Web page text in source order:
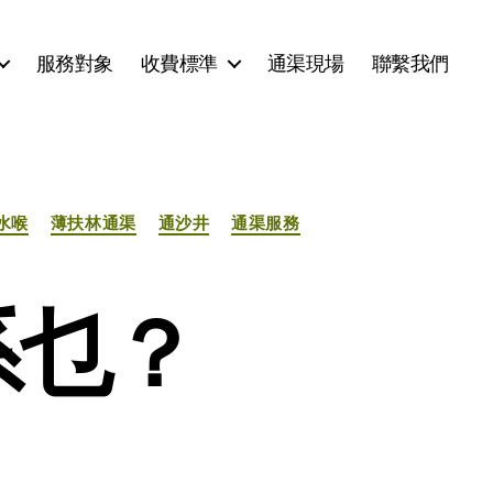
服務對象 收費標準 通渠現場 聯繫我們
喉 薄扶林通渠 通沙井
通渠服務
？